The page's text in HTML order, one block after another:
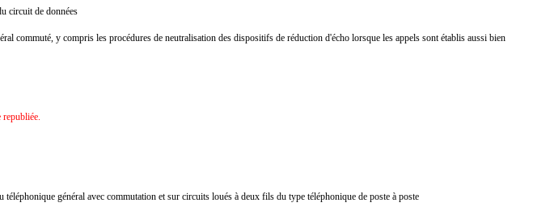
circuit de données
commuté, y compris les procédures de neutralisation des dispositifs de réduction d'écho lorsque les appels sont établis aussi bien
général avec commutation et sur circuits loués à deux fils du type téléphonique de poste à poste